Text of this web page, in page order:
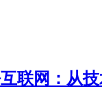
联网：从